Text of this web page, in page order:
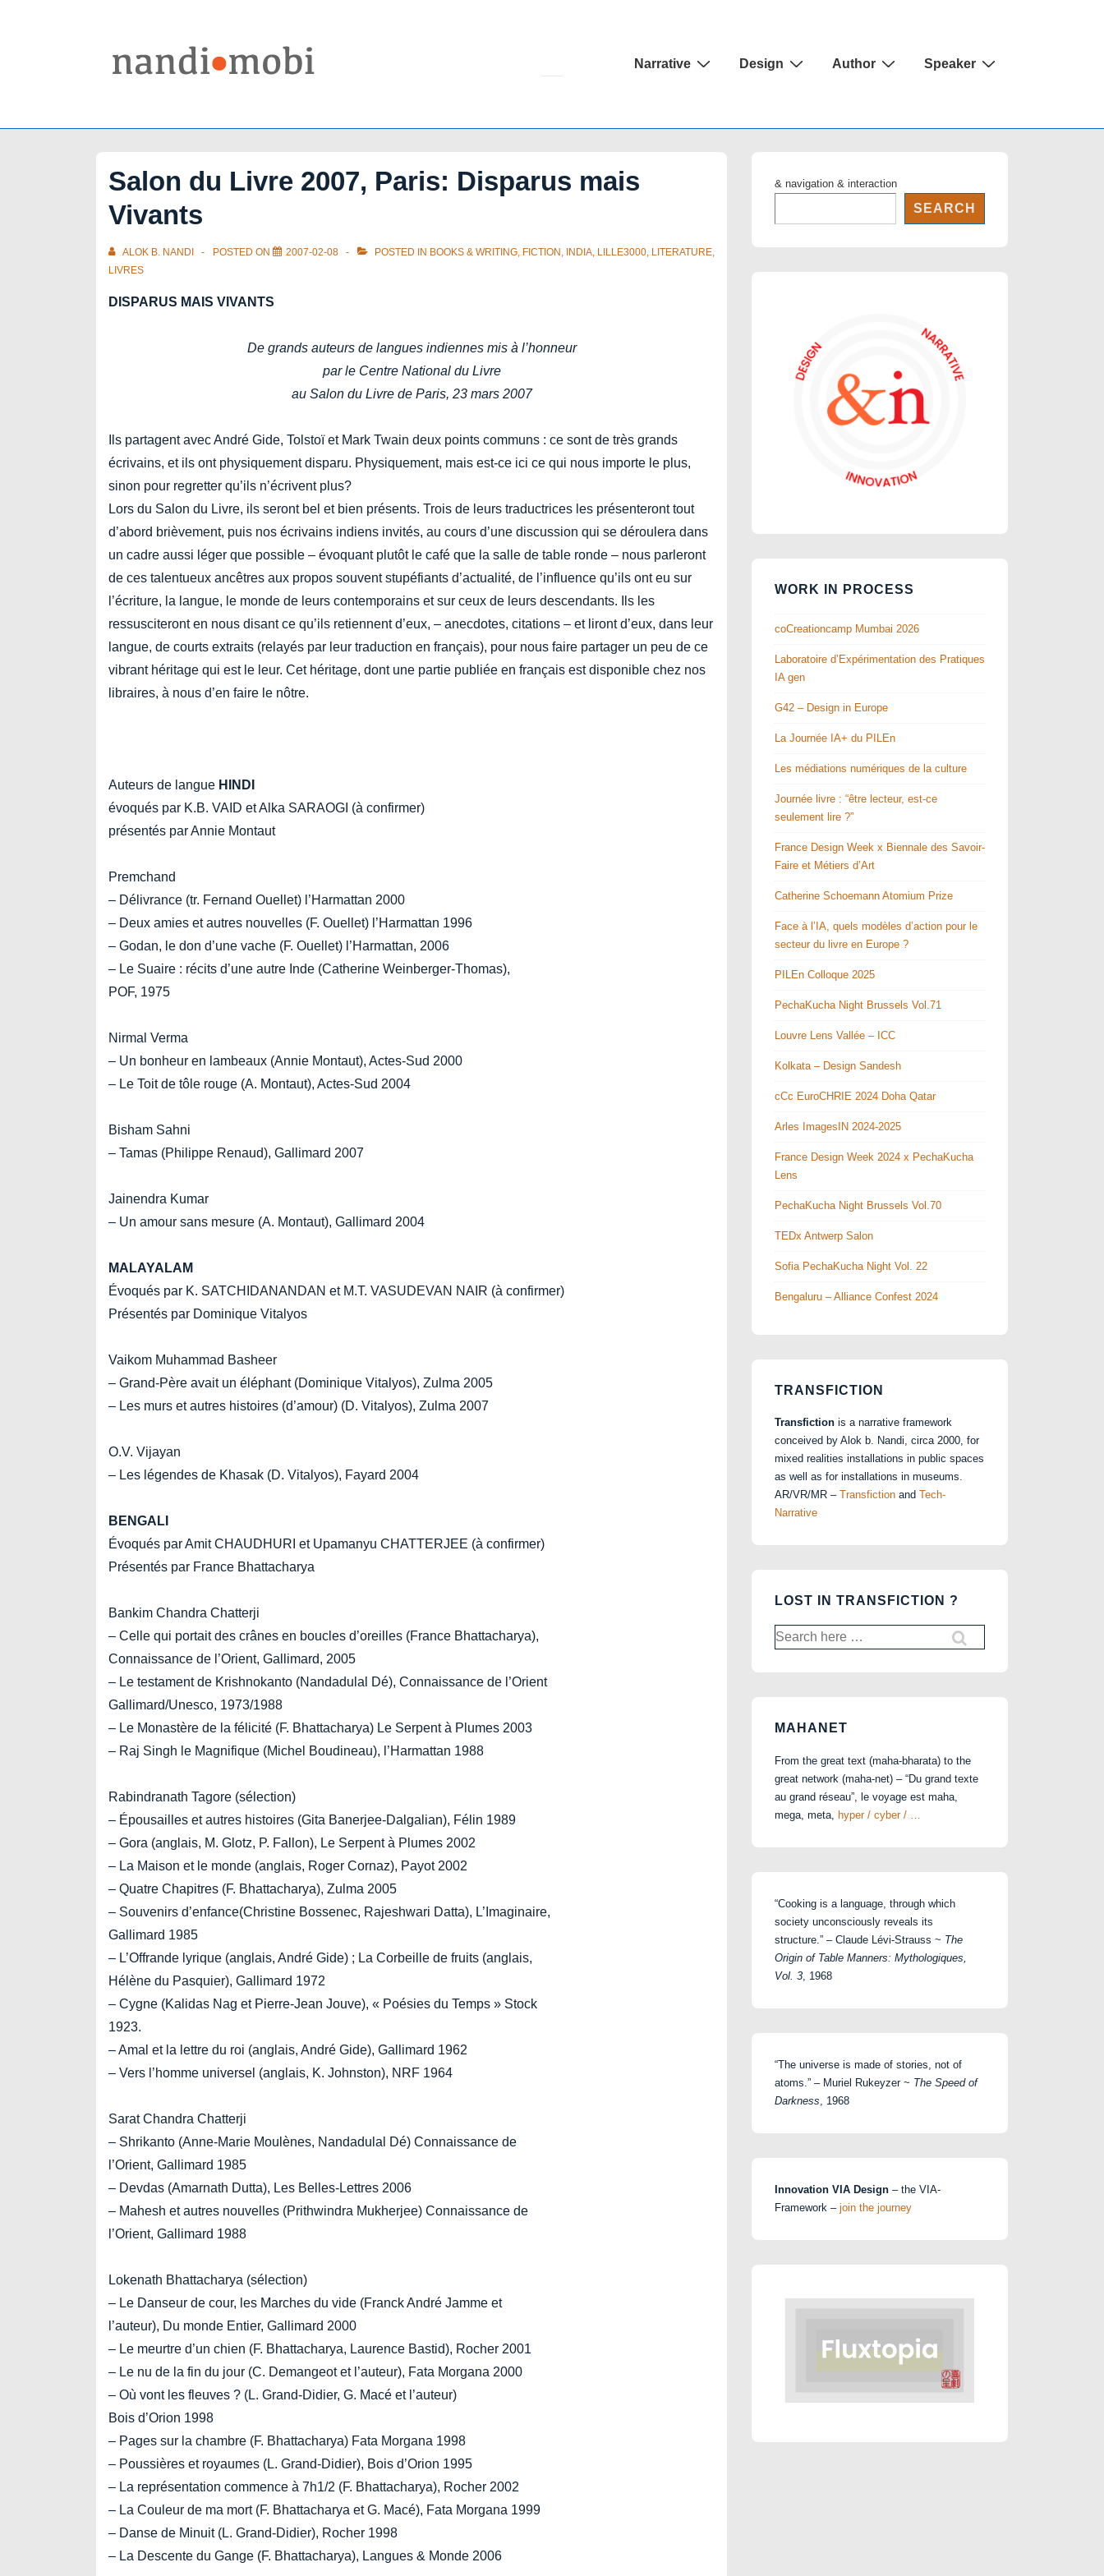
Main
Narrative Design Author Speaker
Salon du Livre 2007, Paris: Disparus mais
Vivants
ALOK B. NANDI POSTED ON 2007-02-08 POSTED IN BOOKS & WRITING, FICTION , INDIA, LILLE3000, LITERATURE,
LIVRES
DISPARUS MAIS VIVANTS
De grands auteurs de langues indiennes mis à l’honneur
par le Centre National du Livre
au Salon du Livre de Paris, 23 mars 2007
Ils partagent avec André Gide, Tolstoï et Mark Twain deux points communs : ce sont de très grands
écrivains, et ils ont physiquement disparu. Physiquement, mais est-ce ici ce qui nous importe le plus,
sinon pour regretter qu’ils n’écrivent plus?
Lors du Salon du Livre, ils seront bel et bien présents. Trois de leurs traductrices les présenteront tout
d’abord brièvement, puis nos écrivains indiens invités, au cours d’une discussion qui se déroulera dans
un cadre aussi léger que possible – évoquant plutôt le café que la salle de table ronde – nous parleront
de ces talentueux ancêtres aux propos souvent stupéfiants d’actualité, de l’influence qu’ils ont eu sur
l’écriture, la langue, le monde de leurs contemporains et sur ceux de leurs descendants. Ils les
ressusciteront en nous disant ce qu’ils retiennent d’eux, – anecdotes, citations – et liront d’eux, dans leur
langue, de courts extraits (relayés par leur traduction en français), pour nous faire partager un peu de ce
vibrant héritage qui est le leur. Cet héritage, dont une partie publiée en français est disponible chez nos
libraires, à nous d’en faire le nôtre.
Auteurs de langue HINDI
évoqués par K.B. VAID et Alka SARAOGI (à confirmer)
présentés par Annie Montaut
Premchand
– Délivrance (tr. Fernand Ouellet) l’Harmattan 2000
– Deux amies et autres nouvelles (F. Ouellet) l’Harmattan 1996
– Godan, le don d’une vache (F. Ouellet) l’Harmattan, 2006
– Le Suaire : récits d’une autre Inde (Catherine Weinberger-Thomas),
POF, 1975
Nirmal Verma
– Un bonheur en lambeaux (Annie Montaut), Actes-Sud 2000
– Le Toit de tôle rouge (A. Montaut), Actes-Sud 2004
Bisham Sahni
– Tamas (Philippe Renaud), Gallimard 2007
Jainendra Kumar
– Un amour sans mesure (A. Montaut), Gallimard 2004
MALAYALAM
Évoqués par K. SATCHIDANANDAN et M.T. VASUDEVAN NAIR (à confirmer)
Présentés par Dominique Vitalyos
Vaikom Muhammad Basheer
– Grand-Père avait un éléphant (Dominique Vitalyos), Zulma 2005
– Les murs et autres histoires (d’amour) (D. Vitalyos), Zulma 2007
O.V. Vijayan
– Les légendes de Khasak (D. Vitalyos), Fayard 2004
BENGALI
Évoqués par Amit CHAUDHURI et Upamanyu CHATTERJEE (à confirmer)
Présentés par France Bhattacharya
Bankim Chandra Chatterji
– Celle qui portait des crânes en boucles d’oreilles (France Bhattacharya),
Connaissance de l’Orient, Gallimard, 2005
– Le testament de Krishnokanto (Nandadulal Dé), Connaissance de l’Orient
Gallimard/Unesco, 1973/1988
– Le Monastère de la félicité (F. Bhattacharya) Le Serpent à Plumes 2003
– Raj Singh le Magnifique (Michel Boudineau), l’Harmattan 1988
Rabindranath Tagore (sélection)
– Épousailles et autres histoires (Gita Banerjee-Dalgalian), Félin 1989
– Gora (anglais, M. Glotz, P. Fallon), Le Serpent à Plumes 2002
– La Maison et le monde (anglais, Roger Cornaz), Payot 2002
– Quatre Chapitres (F. Bhattacharya), Zulma 2005
– Souvenirs d’enfance(Christine Bossenec, Rajeshwari Datta), L’Imaginaire,
Gallimard 1985
– L’Offrande lyrique (anglais, André Gide) ; La Corbeille de fruits (anglais,
Hélène du Pasquier), Gallimard 1972
– Cygne (Kalidas Nag et Pierre-Jean Jouve), « Poésies du Temps » Stock
1923.
– Amal et la lettre du roi (anglais, André Gide), Gallimard 1962
– Vers l’homme universel (anglais, K. Johnston), NRF 1964
Sarat Chandra Chatterji
– Shrikanto (Anne-Marie Moulènes, Nandadulal Dé) Connaissance de
l’Orient, Gallimard 1985
– Devdas (Amarnath Dutta), Les Belles-Lettres 2006
– Mahesh et autres nouvelles (Prithwindra Mukherjee) Connaissance de
l’Orient, Gallimard 1988
Lokenath Bhattacharya (sélection)
– Le Danseur de cour, les Marches du vide (Franck André Jamme et
l’auteur), Du monde Entier, Gallimard 2000
– Le meurtre d’un chien (F. Bhattacharya, Laurence Bastid), Rocher 2001
– Le nu de la fin du jour (C. Demangeot et l’auteur), Fata Morgana 2000
– Où vont les fleuves ? (L. Grand-Didier, G. Macé et l’auteur)
Bois d’Orion 1998
– Pages sur la chambre (F. Bhattacharya) Fata Morgana 1998
– Poussières et royaumes (L. Grand-Didier), Bois d’Orion 1995
– La représentation commence à 7h1/2 (F. Bhattacharya), Rocher 2002
– La Couleur de ma mort (F. Bhattacharya et G. Macé), Fata Morgana 1999
– Danse de Minuit (L. Grand-Didier), Rocher 1998
– La Descente du Gange (F. Bhattacharya), Langues & Monde 2006
& navigation & interaction
SEARCH
WORK IN PROCESS
coCreationcamp Mumbai 2026
Laboratoire d’Expérimentation des Pratiques
IA gen
G42 – Design in Europe
La Journée IA+ du PILEn
Les médiations numériques de la culture
Journée livre : “être lecteur, est-ce
seulement lire ?”
France Design Week x Biennale des Savoir-
Faire et Métiers d’Art
Catherine Schoemann Atomium Prize
Face à l’IA, quels modèles d’action pour le
secteur du livre en Europe ?
PILEn Colloque 2025
PechaKucha Night Brussels Vol.71
Louvre Lens Vallée – ICC
Kolkata – Design Sandesh
cCc EuroCHRIE 2024 Doha Qatar
Arles ImagesIN 2024-2025
France Design Week 2024 x PechaKucha
Lens
PechaKucha Night Brussels Vol.70
TEDx Antwerp Salon
Sofia PechaKucha Night Vol. 22
Bengaluru – Alliance Confest 2024
TRANSFICTION
Transfiction is a narrative framework
conceived by Alok b. Nandi, circa 2000, for
mixed realities installations in public spaces
as well as for installations in museums.
AR/VR/MR – Transfiction and Tech-
Narrative
LOST IN TRANSFICTION ?
Search
for:
MAHANET
From the great text (maha-bharata) to the
great network (maha-net) – “Du grand texte
au grand réseau”, le voyage est maha,
mega, meta, hyper / cyber / …
“Cooking is a language, through which
society unconsciously reveals its
structure.” – Claude Lévi-Strauss ~ The
Origin of Table Manners: Mythologiques,
Vol. 3 , 1968
“The universe is made of stories, not of
atoms.” – Muriel Rukeyzer ~ The Speed of
Darkness , 1968
Innovation VIA Design – the VIA-
Framework – join the journey